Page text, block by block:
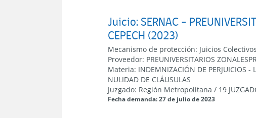
Juicio: SERNAC -
CEPECH (2023)
Mecanismo de protección: Juicios Colectivos
Proveedor: PREUNIVERSITARIOS ZONALES
Materia: INDEMNIZACIÓN DE PERJUICIOS -
NULIDAD DE CLÁUSULAS
Juzgado: Región Metropolitana / 19
Fecha demanda: 27 de julio de 2023